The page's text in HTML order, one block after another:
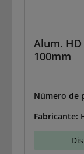
Alum. HD
100mm
Número de
Fabricante: